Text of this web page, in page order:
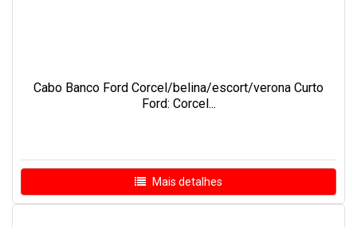
Cabo Banco Ford Corcel/belina/escort/verona Curto
Ford: Corcel...
Mais detalhes